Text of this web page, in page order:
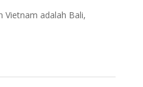
Vietnam adalah Bali,